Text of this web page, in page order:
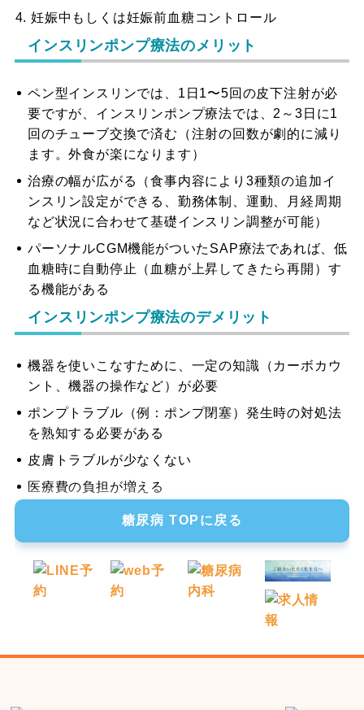
妊娠中もしくは妊娠前血糖コントロール
インスリンポンプ療法のメリット
ペン型インスリンでは、1日1〜5回の皮下注射が必
要ですが、インスリンポンプ療法では、2～3日に1
回のチューブ交換で済む（注射の回数が劇的に減り
ます。外食が楽になります）
治療の幅が広がる（食事内容により3種類の追加イ
ンスリン設定ができる、勤務体制、運動、月経周期
など状況に合わせて基礎インスリン調整が可能）
パーソナルCGM機能がついたSAP療法であれば、低
血糖時に自動停止（血糖が上昇してきたら再開）す
る機能がある
インスリンポンプ療法のデメリット
機器を使いこなすために、一定の知識（カーボカウ
ント、機器の操作など）が必要
ポンプトラブル（例：ポンプ閉塞）発生時の対処法
を熟知する必要がある
皮膚トラブルが少なくない
医療費の負担が増える
糖尿病 TOPに戻る